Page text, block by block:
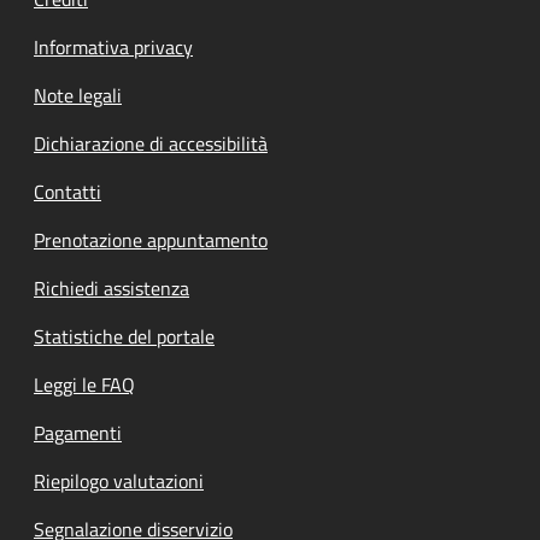
Informativa privacy
Note legali
Dichiarazione di accessibilità
Contatti
Prenotazione appuntamento
Richiedi assistenza
Statistiche del portale
Leggi le FAQ
Pagamenti
Riepilogo valutazioni
Segnalazione disservizio